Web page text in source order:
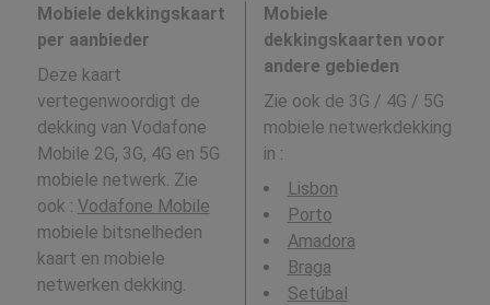
Mobiele dekkingskaart
per aanbieder
Deze kaart
vertegenwoordigt de
dekking van Vodafone
Mobile 2G, 3G, 4G en 5G
mobiele netwerk. Zie
ook : Vodafone Mobile
mobiele bitsnelheden
kaart en mobiele
netwerken dekking.
Mobiele
dekkingskaarten voor
andere gebieden
Zie ook de 3G / 4G / 5G
mobiele netwerkdekking
in :
Lisbon
Porto
Amadora
Braga
Setúbal